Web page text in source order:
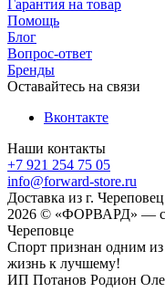
Гарантия на товар
Помощь
Блог
Вопрос-ответ
Бренды
Оставайтесь на связи
Вконтакте
Наши контакты
+7 921 254 75 05
info@forward-store.ru
Доставка из г. Череповец
2026 © «ФОРВАРД» —
Череповце
Спорт признан одним
жизнь к лучшему!
ИП Потанов Родион